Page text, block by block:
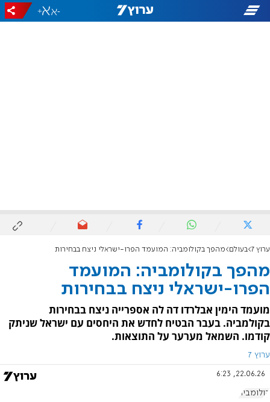
-
+
ערוץ 7 בעולם מהפך בקולומביה: המועמד הפרו-ישראלי ניצח בבחירות
מהפך בקולומביה: המועמד
הפרו-ישראלי ניצח בבחירות
מועמד הימין אבלרדו דה לה אספרייה ניצח בבחירות
בקולמביה. בעבר הבטיח לחדש את היחסים עם ישראל שניתק
קודמו. השמאל מערער על התוצאות.
ערוץ 7
22.06.26, 6:23
קולומביה